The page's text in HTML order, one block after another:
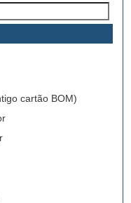
cartão BOM)